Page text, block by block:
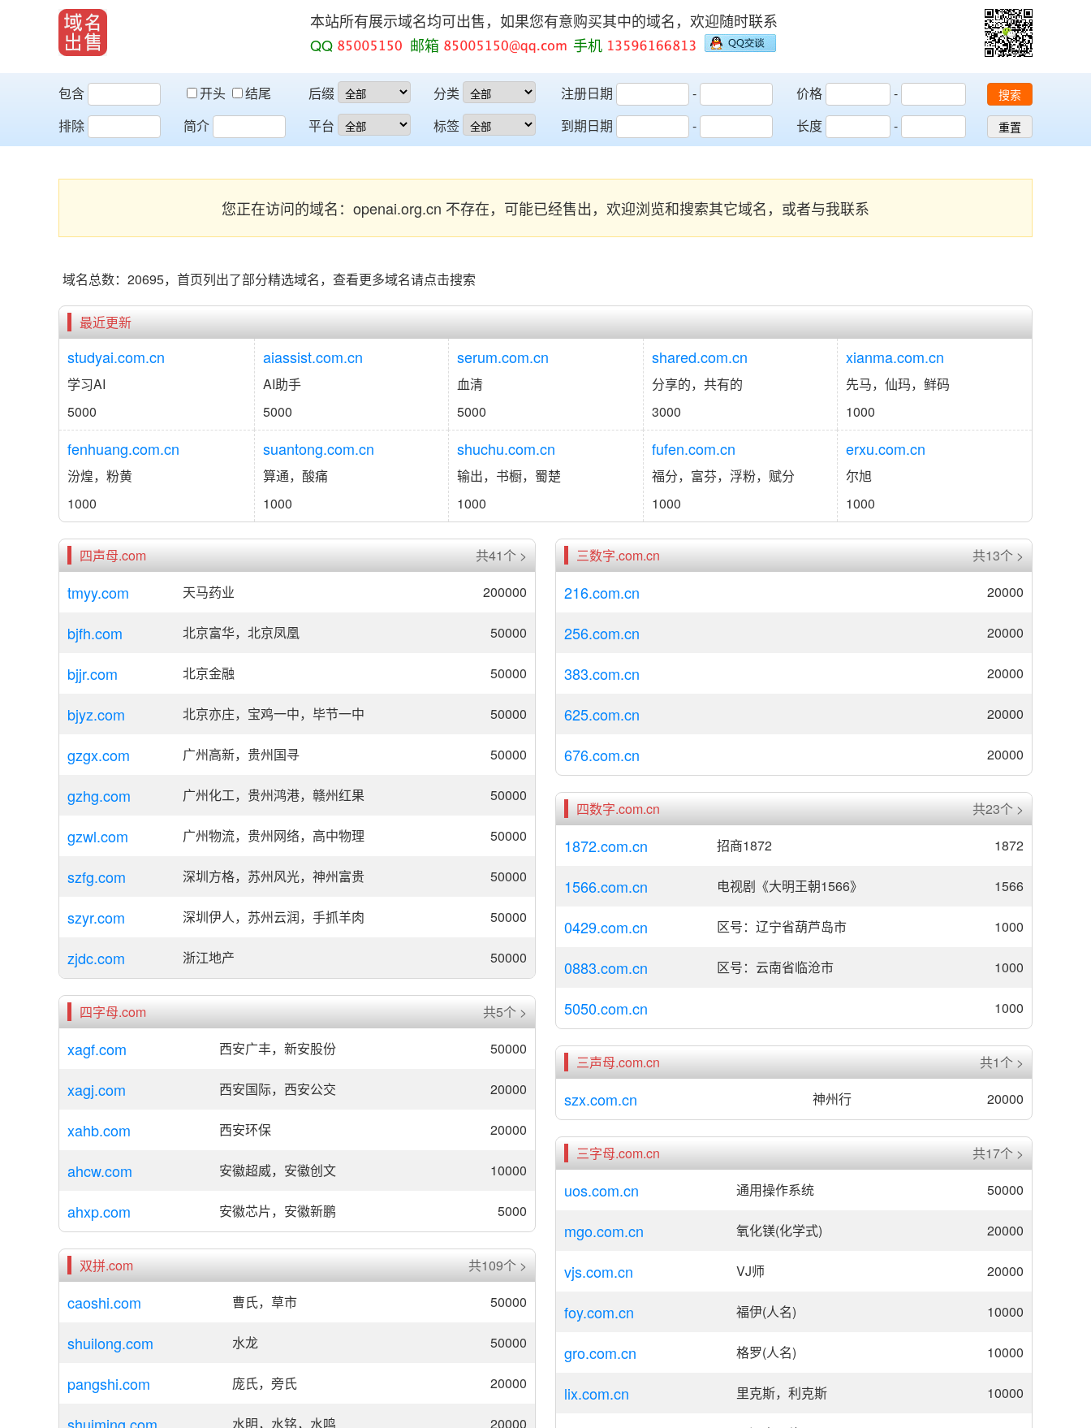
本站所有展示域名均可出售，如果您有意购买其中的域名，欢迎随时联系
QQ
邮箱 手机
包含 开头
结尾
排除
简介
后缀
平台
分类
标签
注册日期
-
到期日期
-
价格
-
长度
-
搜索
重置
您正在访问的域名：openai.org.cn 不存在，可能已经售出，欢迎浏览和搜索其它域名，或者与我联系
域名总数：20695，首页列出了部分精选域名，查看更多域名请点击搜索
最近更新
studyai.com.cn
学习AI
5000
aiassist.com.cn
AI助手
5000
serum.com.cn
血清
5000
shared.com.cn
分享的，共有的
3000
xianma.com.cn
先马，仙玛，鲜码
1000
fenhuang.com.cn
汾煌，粉黄
1000
suantong.com.cn
算通，酸痛
1000
shuchu.com.cn
输出，书橱，蜀楚
1000
fufen.com.cn
福分，富芬，浮粉，赋分
1000
erxu.com.cn
尔旭
1000
四声母.com 共41个 >
tmyy.com 天马药业 200000
bjfh.com 北京富华，北京凤凰 50000
bjjr.com 北京金融 50000
bjyz.com 北京亦庄，宝鸡一中，毕节一中 50000
gzgx.com 广州高新，贵州国寻 50000
gzhg.com 广州化工，贵州鸿港，赣州红果 50000
gzwl.com 广州物流，贵州网络，高中物理 50000
szfg.com 深圳方格，苏州风光，神州富贵 50000
szyr.com 深圳伊人，苏州云润，手抓羊肉 50000
zjdc.com 浙江地产 50000
四字母.com 共5个 >
xagf.com 西安广丰，新安股份 50000
xagj.com 西安国际，西安公交 20000
xahb.com 西安环保 20000
ahcw.com 安徽超威，安徽创文 10000
ahxp.com 安徽芯片，安徽新鹏 5000
双拼.com 共109个 >
caoshi.com 曹氏，草市 50000
shuilong.com 水龙 50000
pangshi.com 庞氏，旁氏 20000
水明，水铭，水鸣 20000
三数字.com.cn 共13个 >
216.com.cn 20000
256.com.cn 20000
383.com.cn 20000
625.com.cn 20000
676.com.cn 20000
四数字.com.cn 共23个 >
1872.com.cn 招商1872 1872
1566.com.cn 电视剧《大明王朝1566》 1566
0429.com.cn 区号：辽宁省葫芦岛市 1000
0883.com.cn 区号：云南省临沧市 1000
5050.com.cn 1000
三声母.com.cn 共1个 >
szx.com.cn 神州行 20000
三字母.com.cn 共17个 >
uos.com.cn 通用操作系统 50000
mgo.com.cn 氧化镁(化学式) 20000
vjs.com.cn VJ师 20000
foy.com.cn 福伊(人名) 10000
gro.com.cn 格罗(人名) 10000
lix.com.cn 里克斯，利克斯 10000